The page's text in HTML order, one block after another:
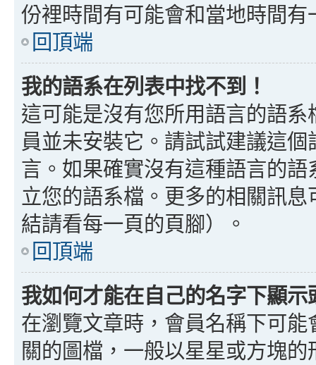
份裡時間有可能會和當地時間
回頂端
我的語系在列表中找不到！
這可能是沒有您所用語言的語
員並未安裝它。請試試建議這
言。如果確實沒有這種語言的
立您的語系檔。更多的相關訊
結請看每一頁的頁腳）。
回頂端
我如何才能在自己的名字下顯
在瀏覽文章時，會員名稱下可
關的圖檔，一般以星星或方塊